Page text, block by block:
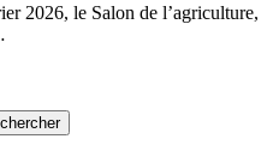
2026, le Salon de l’agriculture,